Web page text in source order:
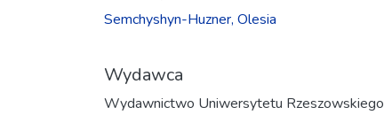
Semchyshyn-Huzner, Olesia
Wydawca
Wydawnictwo Uniwersytetu Rzeszowskiego